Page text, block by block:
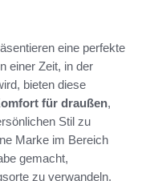
eine perfekte
einer Zeit, in der
bieten diese
für draußen,
Stil zu
Marke im Bereich
gemacht,
zu verwandeln.